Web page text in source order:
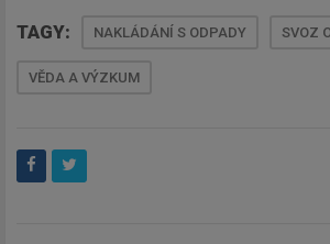
TAGY: NAKLÁDÁNÍ S ODPADY SVOZ
VĚDA A VÝZKUM